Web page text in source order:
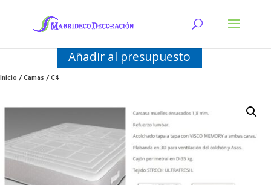
Añadir al presupuesto
Inicio/Camas/ C4